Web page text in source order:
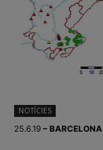
NOTÍCIES
25.6.19 – BARCELONA